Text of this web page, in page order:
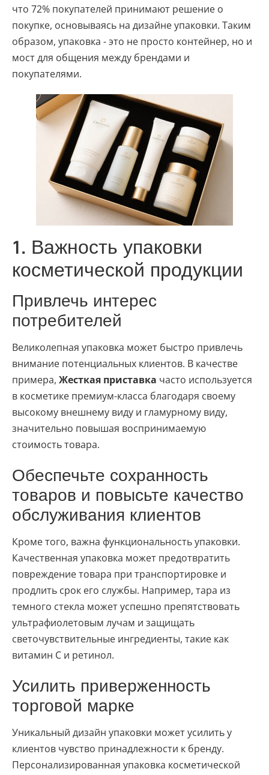
что 72% покупателей принимают решение о
покупке, основываясь на дизайне упаковки. Таким
образом, упаковка - это не просто контейнер, но и
мост для общения между брендами и
покупателями.
1. Важность упаковки
косметической продукции
Привлечь интерес
потребителей
Великолепная упаковка может быстро привлечь
внимание потенциальных клиентов. В качестве
примера, Жесткая приставка часто используется
в косметике премиум-класса благодаря своему
высокому внешнему виду и гламурному виду,
значительно повышая воспринимаемую
стоимость товара.
Обеспечьте сохранность
товаров и повысьте качество
обслуживания клиентов
Кроме того, важна функциональность упаковки.
Качественная упаковка может предотвратить
повреждение товара при транспортировке и
продлить срок его службы. Например, тара из
темного стекла может успешно препятствовать
ультрафиолетовым лучам и защищать
светочувствительные ингредиенты, такие как
витамин С и ретинол.
Усилить приверженность
торговой марке
Уникальный дизайн упаковки может усилить у
клиентов чувство принадлежности к бренду.
Персонализированная упаковка косметической